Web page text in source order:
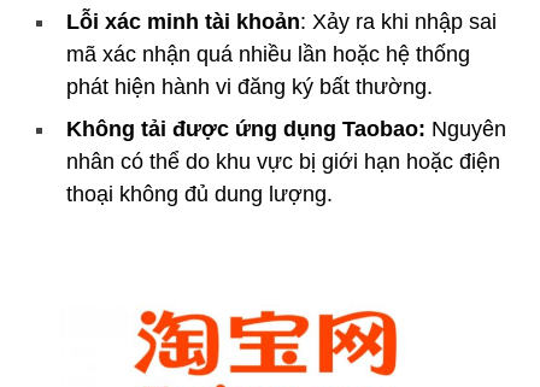
Lỗi xác minh tài khoản: Xảy ra khi nhập sai
mã xác nhận quá nhiều lần hoặc hệ thống
phát hiện hành vi đăng ký bất thường.
Không tải được ứng dụng Taobao: Nguyên
nhân có thể do khu vực bị giới hạn hoặc điện
thoại không đủ dung lượng.